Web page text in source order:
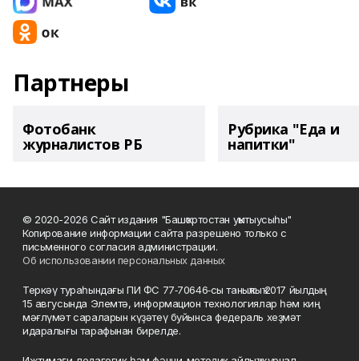
Партнеры
Фотобанк
журналистов РБ
Рубрика "Еда и
напитки"
© 2020-2026 Сайт издания "Башҡортостан уҡытыусыһы"
Копирование информации сайта разрешено только с
письменного согласия администрации.
Об использовании персональных данных
Теркәү тураһындағы ПИ ФС 77‑70646‑сы таныҡлыҡ 2017 йылдың
15 авгусында Элемтә, информацион технологиялар һәм киң
мәғлүмәт сараларын күҙәтеү буйынса федераль хеҙмәт
идаралығы тарафынан бирелде.